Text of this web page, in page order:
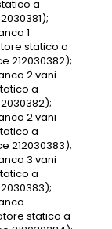
a
1
statico a
212030382);
2 vani
a
2 vani
a
212030383);
3 vani
a
statico a